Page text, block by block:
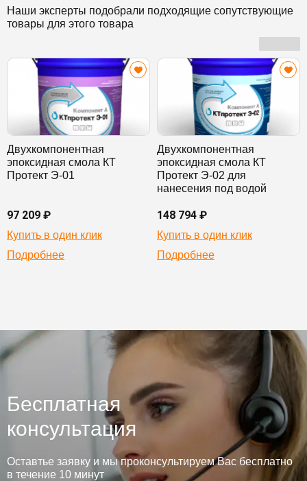
Наши эксперты подобрали подходящие сопутствующие
товары для этого товара
Двухкомпонентная
эпоксидная смола КТ
Протект Э-01
97 209 ₽
Купить в один клик
Подробнее
Двухкомпонентная
эпоксидная смола КТ
Протект Э-02 для
нанесения под водой
148 794 ₽
Купить в один клик
Подробнее
Бесплатная
консультация
Оставтье заявку и мы проконсультируем Вас бесплатно
в течение 10 минут